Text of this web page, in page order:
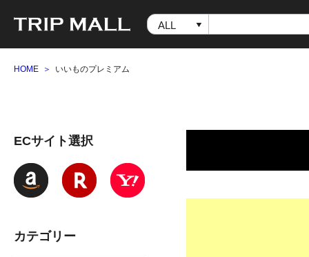
HOME いいものプレミアム
ECサイト選択
カテゴリー